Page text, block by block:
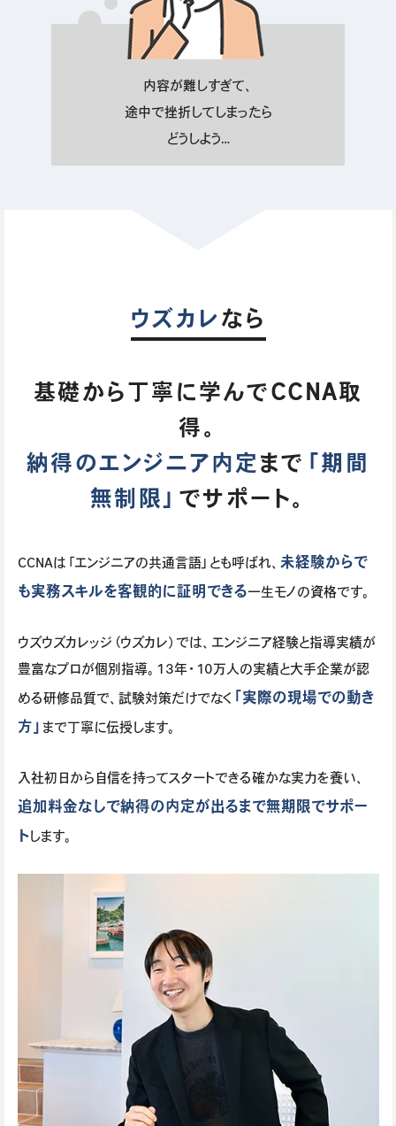
内容が難しすぎて、
途中で挫折してしまったら
どうしよう…
ウズカレなら
基礎から丁寧に学んでCCNA取
得。
納得のエンジニア内定 まで 「期間
無制限」 でサポート。
CCNAは「エンジニアの共通言語」とも呼ばれ、 未経験からで
も実務スキルを客観的に証明できる一生モノの資格です。
ウズウズカレッジ（ウズカレ）では、エンジニア経験と指導実績が
豊富なプロが個別指導。13年・10万人の実績と大手企業が認
める研修品質で、試験対策だけでなく 「実際の現場での動き
方」 まで丁寧に伝授します。
入社初日から自信を持ってスタートできる確かな実力を養い、
追加料金なしで納得の内定が出るまで無期限でサポー
トします。